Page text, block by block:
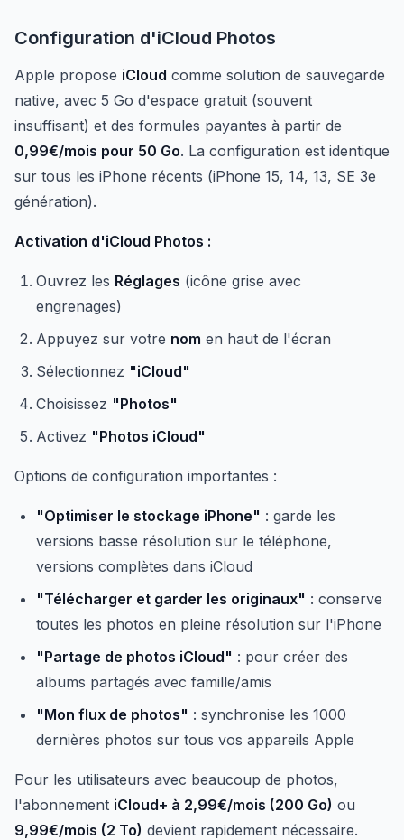
Configuration d'iCloud Photos
Apple propose iCloud comme solution de sauvegarde
native, avec 5 Go d'espace gratuit (souvent
insuffisant) et des formules payantes à partir de
0,99€/mois pour 50 Go. La configuration est identique
sur tous les iPhone récents (iPhone 15, 14, 13, SE 3e
génération).
Activation d'iCloud Photos :
Ouvrez les Réglages (icône grise avec
engrenages)
Appuyez sur votre nom en haut de l'écran
Sélectionnez "iCloud"
Choisissez "Photos"
Activez "Photos iCloud"
Options de configuration importantes :
"Optimiser le stockage iPhone" : garde les
versions basse résolution sur le téléphone,
versions complètes dans iCloud
"Télécharger et garder les originaux" : conserve
toutes les photos en pleine résolution sur l'iPhone
"Partage de photos iCloud" : pour créer des
albums partagés avec famille/amis
"Mon flux de photos" : synchronise les 1000
dernières photos sur tous vos appareils Apple
Pour les utilisateurs avec beaucoup de photos,
l'abonnement iCloud+ à 2,99€/mois (200 Go) ou
9,99€/mois (2 To) devient rapidement nécessaire.